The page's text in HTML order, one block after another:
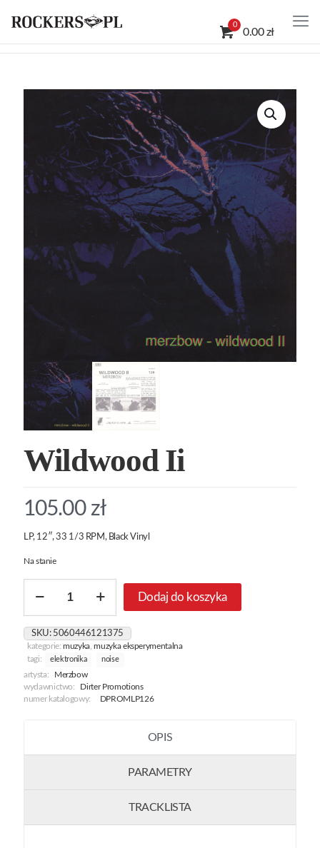
0
0.00 zł
Wildwood Ii
105.00 zł
LP, 12″, 33 1/3 RPM, Black Vinyl
Na stanie
Wildwood
Dodaj do koszyka
SKU: 5060446121375
kategorie:muzyka ,muzyka eksperymentalna
tagi:
elektronika noise
artysta:
Merzbow
wydawnictwo:
Dirter Promotions
numer katalogowy:
DPROMLP126
OPIS
PARAMETRY
TRACKLISTA